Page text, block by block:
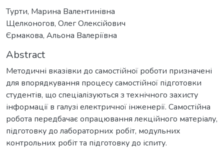
Турти, Марина Валентинівна
Щелконогов, Олег Олексійович
Єрмакова, Альона Валеріївна
Abstract
Методичні вказівки до самостійної роботи призначені
для впорядкування процесу самостійної підготовки
студентів, що спеціалізуються з технічного захисту
інформації в галузі електричної інженерії. Самостійна
робота передбачає опрацювання лекційного матеріалу,
підготовку до лабораторних робіт, модульних
контрольних робіт та підготовку до іспиту.